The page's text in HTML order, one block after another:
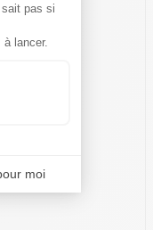
pas si
lancer.
moi